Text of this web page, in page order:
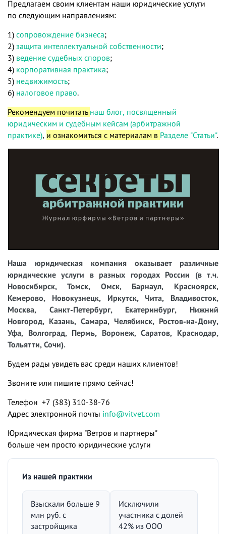
Предлагаем своим клиентам наши юридические услуги
по следующим направлениям:
1) сопровождение бизнеса;
2) защита интеллектуальной собственности;
3) ведение судебных споров;
4) корпоративная практика;
5) недвижимость;
6) налоговое право.
Рекомендуем почитать наш блог, посвященный
юридическим и судебным кейсам (арбитражной
практике), и ознакомиться с материалам в Разделе "Статьи".
Наша юридическая компания оказывает различные
юридические услуги в разных городах России (в т.ч.
Новосибирск, Томск, Омск, Барнаул, Красноярск,
Кемерово, Новокузнецк, Иркутск, Чита, Владивосток,
Москва, Санкт-Петербург, Екатеринбург, Нижний
Новгород, Казань, Самара, Челябинск, Ростов-на-Дону,
Уфа, Волгоград, Пермь, Воронеж, Саратов, Краснодар,
Тольятти, Сочи).
Будем рады увидеть вас среди наших клиентов!
Звоните или пишите прямо сейчас!
Телефон +7 (383) 310-38-76
Адрес электронной почты info@vitvet.com
Юридическая фирма "Ветров и партнеры"
больше чем просто юридические услуги
Из нашей практики
Взыскали больше 9
млн руб. с
застройщика
Исключили
участника с долей
42% из ООО